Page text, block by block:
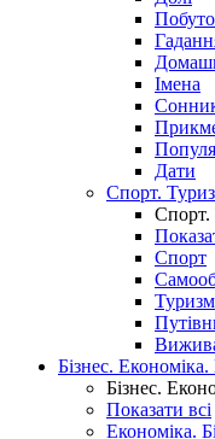
Імена
Дати
Спорт.
Спорт.
Спорт
Туризм
Бізнес.
Бізнес.
Показати всі
Економіка.